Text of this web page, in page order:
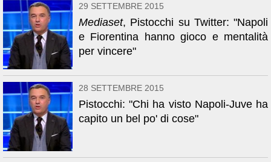
29 SETTEMBRE 2015
Mediaset, Pistocchi su Twitter: "Napoli
e Fiorentina hanno gioco e mentalità
per vincere"
28 SETTEMBRE 2015
Pistocchi: "Chi ha visto Napoli-Juve ha
capito un bel po' di cose"